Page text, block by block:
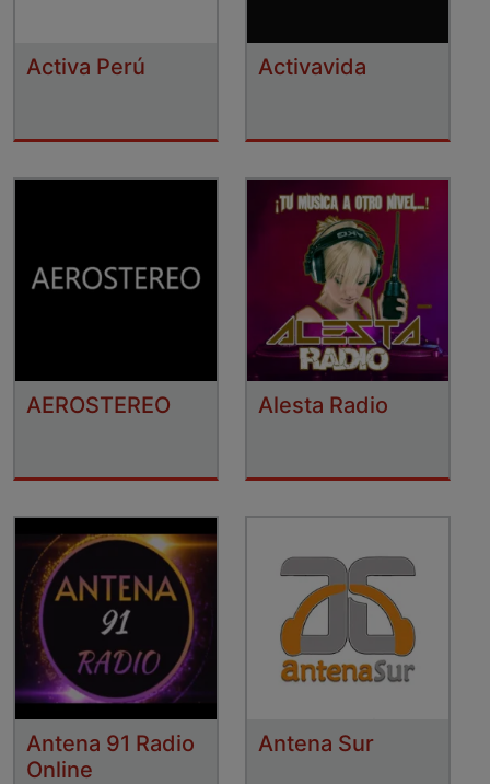
Activa Perú Activavida
AEROSTEREO Alesta Radio
Antena 91 Radio
Online
Antena Sur